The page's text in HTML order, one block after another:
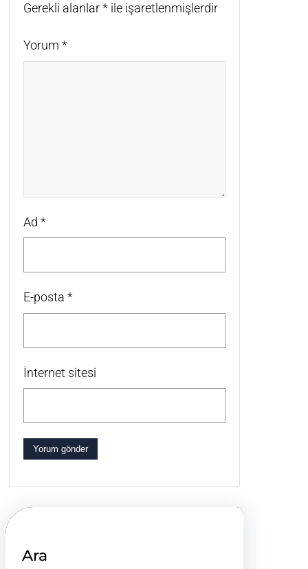
Gerekli alanlar* ile işaretlenmişlerdir
Yorum *
Ad *
E-posta *
İnternet sitesi
Ara